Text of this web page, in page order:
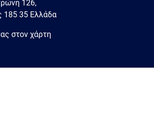
126,
185 35 Ελλάδα
στον χάρτη